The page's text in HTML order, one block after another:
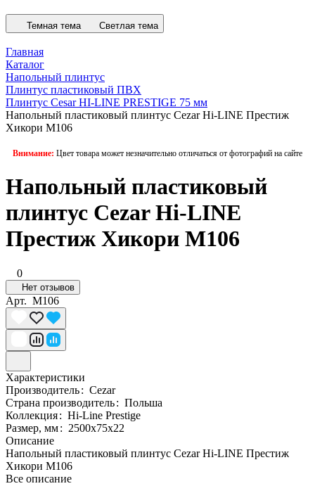
Темная тема Светлая тема
Главная
Каталог
Напольный плинтус
Плинтус пластиковый ПВХ
Плинтус Cesar HI-LINE PRESTIGE 75 мм
Напольный пластиковый плинтус Cezar Hi-LINE Престиж
Хикори M106
Внимание: Цвет товара может незначительно отличаться от фотографий на сайте
Напольный пластиковый
плинтус Cezar Hi-LINE
Престиж Хикори M106
0
Нет отзывов
Арт. M106
Характеристики
Производитель: Cezar
Страна производитель: Польша
Коллекция: Hi-Line Prestige
Размер, мм: 2500x75x22
Описание
Напольный пластиковый плинтус Cezar Hi-LINE Престиж
Хикори M106
Все описание